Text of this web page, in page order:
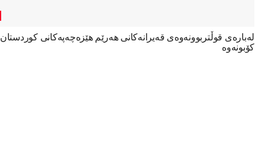
لەبارەی قوڵتربوونەوەی قەیرانەكانی هەرێم هێزەچەپەكانی كوردستان
كۆبونەوە